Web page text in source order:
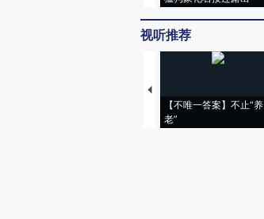
视听推荐
【不唯一答案】不止“养
老”